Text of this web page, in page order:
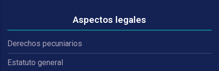
Aspectos legales
Derechos pecuniarios
Estatuto general